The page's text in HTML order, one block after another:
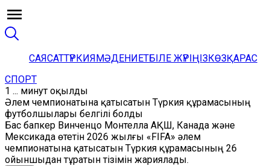
САЯСАТТҮРКИЯМӘДЕНИЕТБІЛЕ ЖҮРІҢІЗКӨЗҚАРАС
СПОРТ
1 ... минут оқылды
Әлем чемпионатына қатысатын Түркия құрамасының
футболшылары белгілі болды
Бас бапкер Винченцо Монтелла АҚШ, Канада және
Мексикада өтетін 2026 жылғы «FIFA» әлем
чемпионатына қатысатын Түркия құрамасының 26
ойыншыдан тұратын тізімін жариялады.